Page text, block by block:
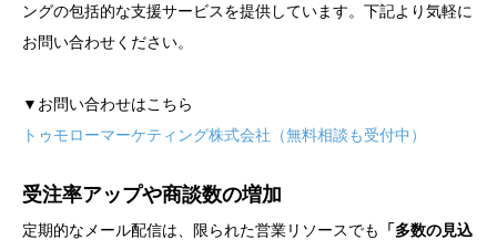
ングの包括的な支援サービスを提供しています。下記より気軽に
お問い合わせください。
▼お問い合わせはこちら
トゥモローマーケティング株式会社（無料相談も受付中）
受注率アップや商談数の増加
定期的なメール配信は、限られた営業リソースでも
「多数の見込